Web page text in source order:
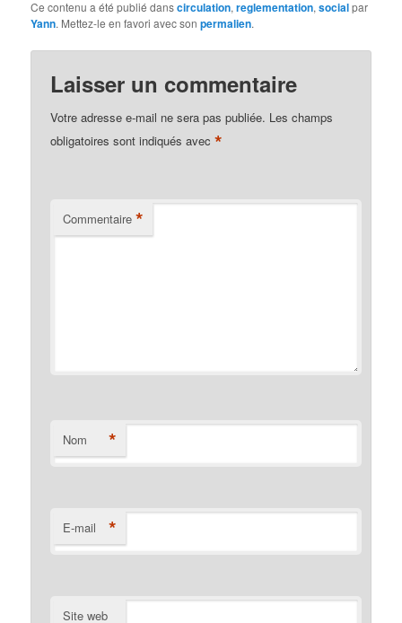
Ce contenu a été publié danscirculation,reglementation,socialpar
Yann. Mettez-le en favori avec sonpermalien.
Laisser un commentaire
Votre adresse e-mail ne sera pas publiée. Les champs
obligatoires sont indiqués avec*
Commentaire *
Nom *
E-mail *
Site web